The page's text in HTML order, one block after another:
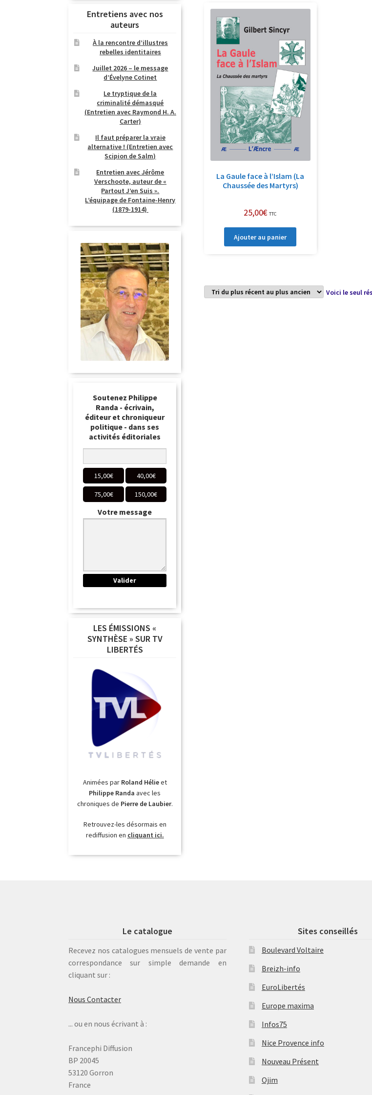
La Gaule face à l’Islam (La
Chaussée des Martyrs)
25,00€ TTC
Ajouter au panier
Voici le seul
Entretiens avec nos
auteurs
À la rencontre d’illustres
rebelles identitaires
Juillet 2026 – le message
d’Évelyne Cotinet
Le tryptique de la
criminalité démasqué
(Entretien avec Raymond H. A.
Carter)
Il faut préparer la vraie
alternative ! (Entretien avec
Scipion de Salm)
Entretien avec Jérôme
Verschoote, auteur de «
Partout J’en Suis ».
L’équipage de Fontaine-Henry
(1879-1914)
Soutenez Philippe
Randa - écrivain,
éditeur et chroniqueur
politique - dans ses
activités éditoriales
15,00€ 40,00€
75,00€ 150,00€
Votre message
LES ÉMISSIONS «
SYNTHÈSE » SUR TV
LIBERTÉS
Animées par Roland Hélieet
Philippe Randa avec les
chroniques de Pierre de Laubier.
Retrouvez-les désormais en
rediffusion en cliquant ici.
Le catalogue
Recevez nos catalogues mensuels de vente par
correspondance sur simple demande en
cliquant sur :
Nous Contacter
... ou en nous écrivant à :
Francephi Diffusion
BP 20045
53120 Gorron
France
Sites conseillés
Boulevard Voltaire
Breizh-info
EuroLibertés
Europe maxima
Infos75
Nice Provence info
Nouveau Présent
Ojim